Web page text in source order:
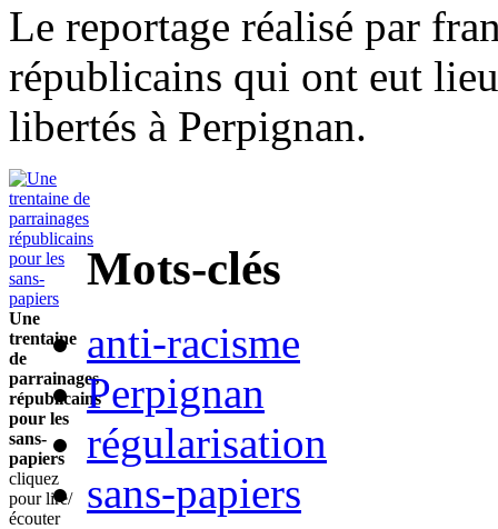
Le reportage réalisé par
républicains qui ont eut
libertés à Perpignan.
Une
trentaine
de
parrainages
républicains
pour les
sans-
papiers
cliquez
pour lire/
écouter
Mots-clés
anti-racisme
Perpignan
régularisation
sans-papiers